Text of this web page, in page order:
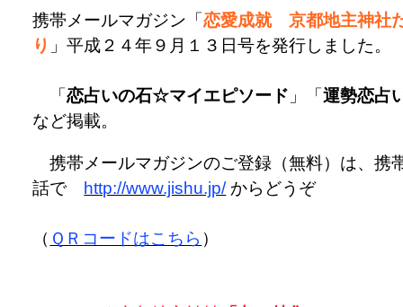
携帯メールマガジン「恋愛成就 京都地主神社
り 」平成２４年９月１３日号を発行しました
「恋占いの石☆マイエピソード 」「運勢恋占
など掲載。
携帯メールマガジンのご登録（無料）は、携
話で http://www.jishu.jp/からどうぞ
（ ＱＲコードはこちら ）